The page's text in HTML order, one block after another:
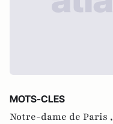
MOTS-CLES
Notre-dame de Paris ,